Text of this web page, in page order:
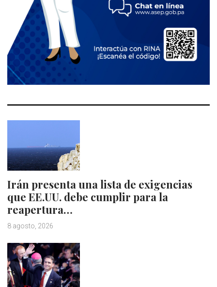
Irán presenta una lista de exigencias
que EE.UU. debe cumplir para la
reapertura…
8 agosto, 2026